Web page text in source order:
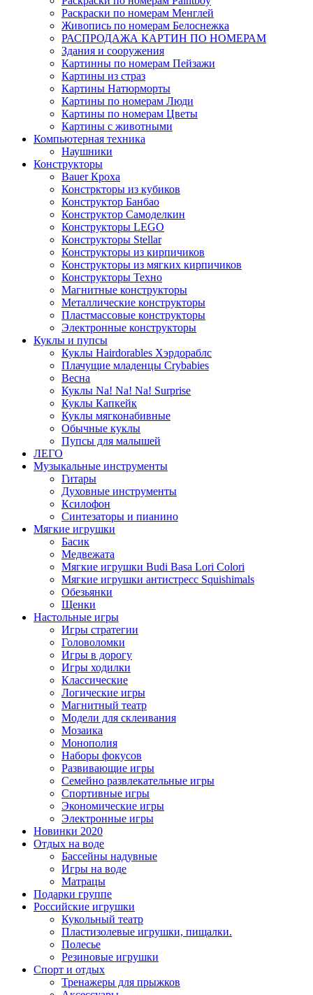
Раскраски по номерам Менглей
Живопись по номерам Белоснежка
РАСПРОДАЖА КАРТИН ПО НОМЕРАМ
Здания и сооружения
Картинны по номерам Пейзажи
Картины из страз
Картины Натюрморты
Картины по номерам Люди
Картины по номерам Цветы
Картины с животными
Компьютерная техника
Наушники
Конструкторы
Bauer Кроха
Констркторы из кубиков
Конструктор Банбао
Конструктор Самоделкин
Конструкторы LEGO
Конструкторы Stellar
Конструкторы из кирпичиков
Конструкторы из мягких кирпичиков
Конструкторы Техно
Магнитные конструкторы
Металлические конструкторы
Пластмассовые конструкторы
Электронные конструкторы
Куклы и пупсы
Куклы Hairdorables Хэрдораблс
Плачущие младенцы Crybabies
Весна
Куклы Na! Na! Na! Surprise
Куклы Капкейк
Куклы мягконабивные
Обычные куклы
Пупсы для малышей
ЛЕГО
Музыкальные инструменты
Гитары
Духовные инструменты
Ксилофон
Синтезаторы и пианино
Мягкие игрушки
Басик
Медвежата
Мягкие игрушки Budi Basa Lori Colori
Мягкие игрушки антистресс Squishimals
Обезьянки
Щенки
Настольные игры
Игры стратегии
Головоломки
Игры в дорогу
Игры ходилки
Классические
Логические игры
Магнитный театр
Модели для склеивания
Мозаика
Монополия
Наборы фокусов
Развивающие игры
Семейно развлекательные игры
Спортивные игры
Экономические игры
Электронные игры
Новинки 2020
Отдых на воде
Бассейны надувные
Игры на воде
Матрацы
Подарки группе
Российские игрушки
Кукольный театр
Пластизолевые игрушки, пищалки.
Полесье
Резиновые игрушки
Спорт и отдых
Тренажеры для прыжков